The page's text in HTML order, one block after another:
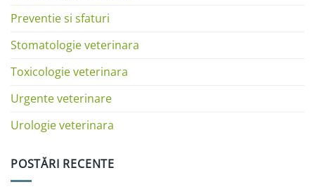
Preventie si sfaturi
Stomatologie veterinara
Toxicologie veterinara
Urgente veterinare
Urologie veterinara
POSTĂRI RECENTE